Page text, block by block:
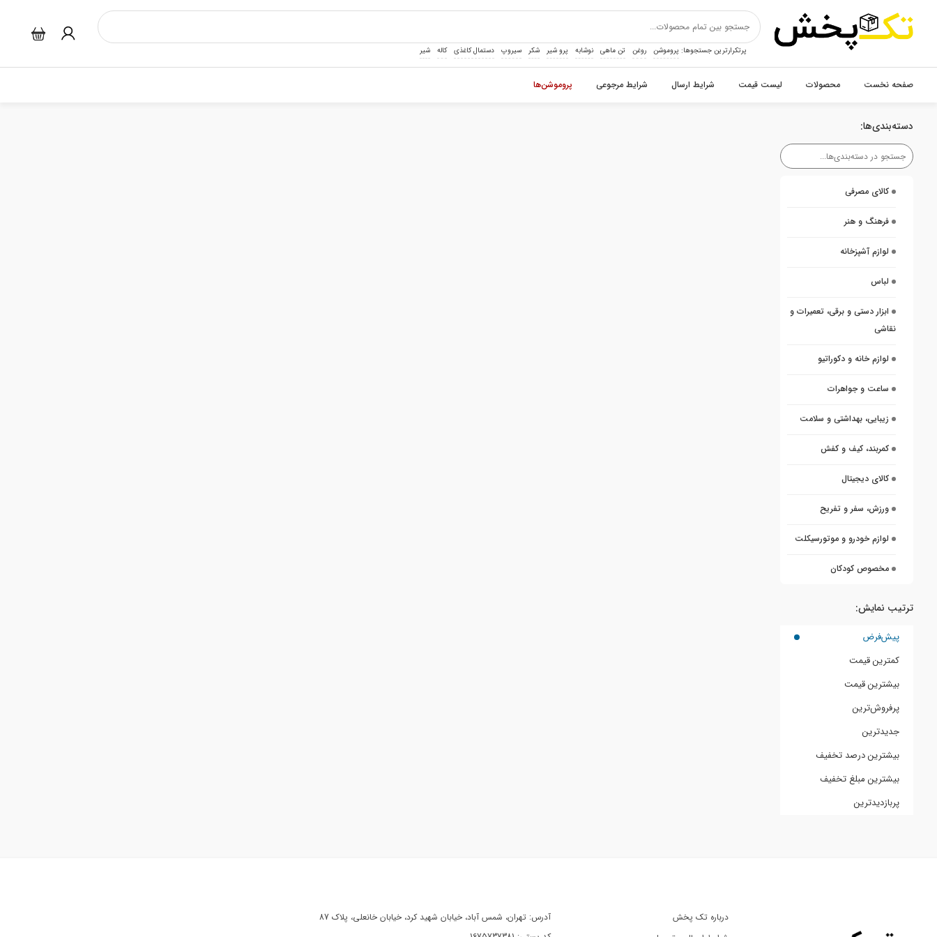
پرتکرارترین جستجوها: پروموشن روغن تن ماهی نوشابه پرو شیر شکر سیروپ دستمال کاغذی کاله شیر
صفحه نخست محصولات لیست قیمت شرایط ارسال شرایط مرجوعی پروموشن‌ها
دسته‌بندی‌ها:
کالای مصرفی
فرهنگ و هنر
لوازم آشپزخانه
لباس
ابزار دستی و برقی، تعمیرات و
نقاشی
لوازم خانه و دکوراتیو
ساعت و جواهرات
زیبایی، بهداشتی و سلامت
کمربند، کیف و کفش
کالای دیجیتال
ورزش، سفر و تفریح
لوازم خودرو و موتورسیکلت
مخصوص کودکان
ترتیب نمایش:
پیش‌فرض
کمترین قیمت
بیشترین قیمت
پرفروش‌ترین
جدیدترین
بیشترین درصد تخفیف
بیشترین مبلغ تخفیف
پربازدیدترین
درباره تک پخش
آدرس: تهران، شمس آباد، خیابان شهید کرد، خیابان خانعلی، پلاک 87